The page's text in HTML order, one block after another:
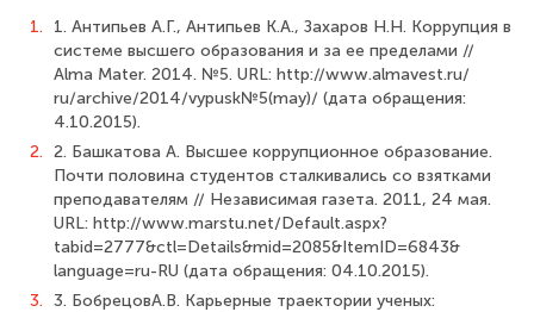
1.
1. Антипьев А.Г., Антипьев К.А., Захаров Н.Н. Коррупция в
системе высшего образования и за ее пределами //
Alma Mater. 2014. №5. URL: http://www.almavest.ru/
ru/archive/2014/vypusk№5(may)/ (дата обращения:
4.10.2015).
2. 2. Башкатова А. Высшее коррупционное образование.
Почти половина студен­тов сталкивались со взятками
преподавателям // Независимая газета. 2011, 24 мая.
URL: http://www.marstu.net/Default.aspx?
tabid=2777&ctl=Details&mid=2085&ItemID=6843&
language=ru-RU (дата обращения: 04.10.2015).
3. 3. БобрецовА.В. Карьерные траектории ученых: